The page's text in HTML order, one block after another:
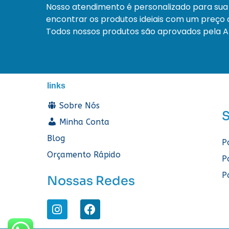
Nosso atendimento é personalizado para
encontrar os produtos ideiais com um preço
Todos nossos produtos são aprovados pela
links
Sobre Nós
Minha Conta
Blog
Orçamento Rápido
Nossas Redes